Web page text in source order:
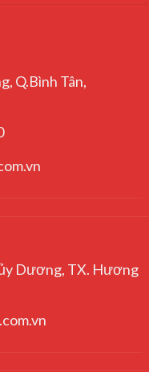
Q.Bình Tân,
Dương, TX. Hương